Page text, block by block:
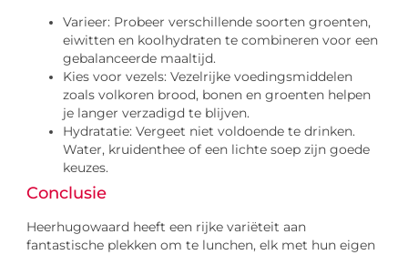
Varieer: Probeer verschillende soorten groenten,
eiwitten en koolhydraten te combineren voor een
gebalanceerde maaltijd.
Kies voor vezels: Vezelrijke voedingsmiddelen
zoals volkoren brood, bonen en groenten helpen
je langer verzadigd te blijven.
Hydratatie: Vergeet niet voldoende te drinken.
Water, kruidenthee of een lichte soep zijn goede
keuzes.
Conclusie
Heerhugowaard heeft een rijke variëteit aan
fantastische plekken om te lunchen, elk met hun eigen